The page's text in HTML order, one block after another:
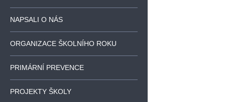
NAPSALI O NÁS
ORGANIZACE ŠKOLNÍHO ROKU
PRIMÁRNÍ PREVENCE
PROJEKTY ŠKOLY